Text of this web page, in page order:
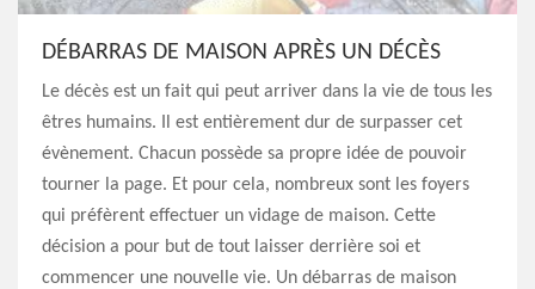
DÉBARRAS DE MAISON APRÈS UN DÉCÈS
Le décès est un fait qui peut arriver dans la vie de tous les
êtres humains. Il est entièrement dur de surpasser cet
évènement. Chacun possède sa propre idée de pouvoir
tourner la page. Et pour cela, nombreux sont les foyers
qui préfèrent effectuer un vidage de maison. Cette
décision a pour but de tout laisser derrière soi et
commencer une nouvelle vie. Un débarras de maison